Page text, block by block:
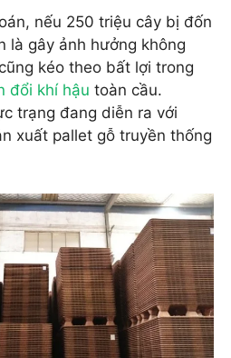
nếu 250 triệu cây bị đốn
là gây ảnh hưởng không
kéo theo bất lợi trong
đổi khí hậu toàn cầu.
trạng đang diễn ra với
xuất pallet gỗ truyền thống